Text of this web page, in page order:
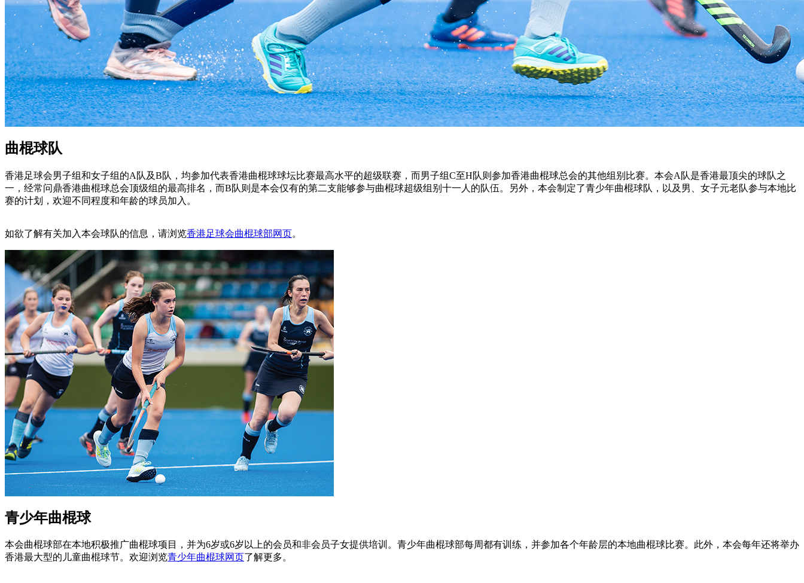
曲棍球队
香港足球会男子组和女子组的A队及B队，均参加代表香港曲棍球球坛比赛最高水平的超级联赛，而男子组C至H队则参加香港曲棍球总会的其他组别比赛。本会A队是香港最顶尖的球队之
一，经常问鼎香港曲棍球总会顶级组的最高排名，而B队则是本会仅有的第二支能够参与曲棍球超级组别十一人的队伍。另外，本会制定了青少年曲棍球队，以及男、女子元老队参与本地比
赛的计划，欢迎不同程度和年龄的球员加入。
如欲了解有关加入本会球队的信息，请浏览香港足球会曲棍球部网页。
青少年曲棍球
本会曲棍球部在本地积极推广曲棍球项目，并为6岁或6岁以上的会员和非会员子女提供培训。青少年曲棍球部每周都有训练，并参加各个年龄层的本地曲棍球比赛。此外，本会每年还将举办
香港最大型的儿童曲棍球节。欢迎浏览青少年曲棍球网页 了解更多。